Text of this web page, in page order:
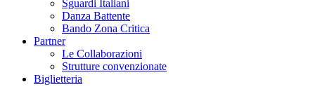
Sguardi Italiani
Danza Battente
Bando Zona Critica
Partner
Le Collaborazioni
Strutture convenzionate
Biglietteria